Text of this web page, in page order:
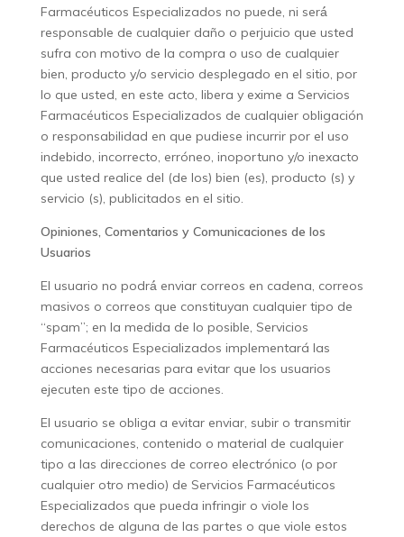
Farmacéuticos Especializados no puede, ni será́
responsable de cualquier daño o perjuicio que usted
sufra con motivo de la compra o uso de cualquier
bien, producto y/o servicio desplegado en el sitio, por
lo que usted, en este acto, libera y exime a Servicios
Farmacéuticos Especializados de cualquier obligación
o responsabilidad en que pudiese incurrir por el uso
indebido, incorrecto, erróneo, inoportuno y/o inexacto
que usted realice del (de los) bien (es), producto (s) y
servicio (s), publicitados en el sitio.
Opiniones, Comentarios y Comunicaciones de los
Usuarios
El usuario no podrá́ enviar correos en cadena, correos
masivos o correos que constituyan cualquier tipo de
“spam”; en la medida de lo posible, Servicios
Farmacéuticos Especializados implementará las
acciones necesarias para evitar que los usuarios
ejecuten este tipo de acciones.
El usuario se obliga a evitar enviar, subir o transmitir
comunicaciones, contenido o material de cualquier
tipo a las direcciones de correo electrónico (o por
cualquier otro medio) de Servicios Farmacéuticos
Especializados que pueda infringir o viole los
derechos de alguna de las partes o que viole estos